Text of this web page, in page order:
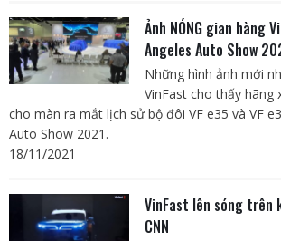
Ảnh NÓNG gian hàng
Angeles Auto Show
Những hình ảnh mới
VinFast cho thấy hãng
cho màn ra mắt lịch sử bộ đôi VF e35 và VF
Auto Show 2021.
18/11/2021
VinFast lên sóng trên
CNN